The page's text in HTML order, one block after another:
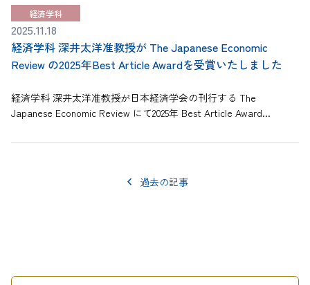
経済学科
2025.11.18
経済学科 深井太洋准教授が The Japanese Economic
Review の2025年Best Article Awardを受賞いたしました
経済学科 深井太洋准教授が日本経済学会の刊行する The
Japanese Economic Review にて2025年 Best Article Award...
過去の記事